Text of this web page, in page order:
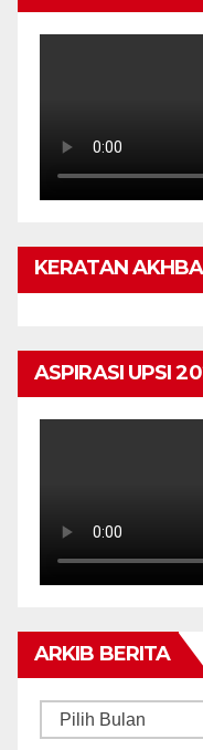
KERATAN
ASPIRASI UPSI
ARKIB BERITA
ARKIB